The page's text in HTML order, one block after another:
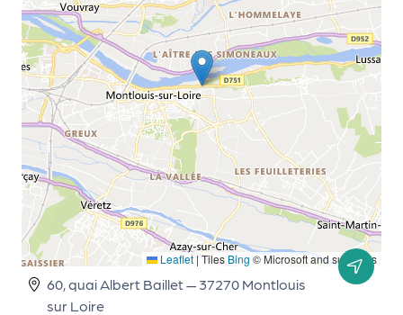
Leaflet | Tiles Bing © Microsoft and suppliers
60, quai Albert Baillet — 37270 Montlouis
sur Loire
e
k
it
d
e
l'
o
r
g
a